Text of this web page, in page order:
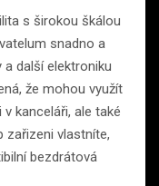
s širokou škálou
snadno a
další elektroniku
že mohou využít
kanceláři, ale také
zařizeni vlastníte,
bezdrátová